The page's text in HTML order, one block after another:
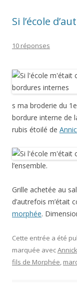
Si l’école
10 réponses
s ma broderie du
bordure interne de
rubis étoilé de
l’ensemble.
Grille achetée au
d’autrefois m’était
morphée.
Cette entrée a été
marquée avec
fils de Morphée,